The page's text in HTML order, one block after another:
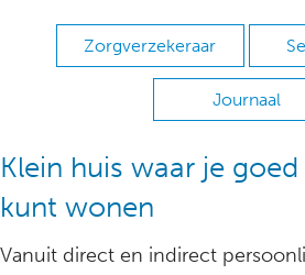
Zorgverzekeraar
Journaal
Klein huis waar je
kunt wonen
Vanuit direct en indirect